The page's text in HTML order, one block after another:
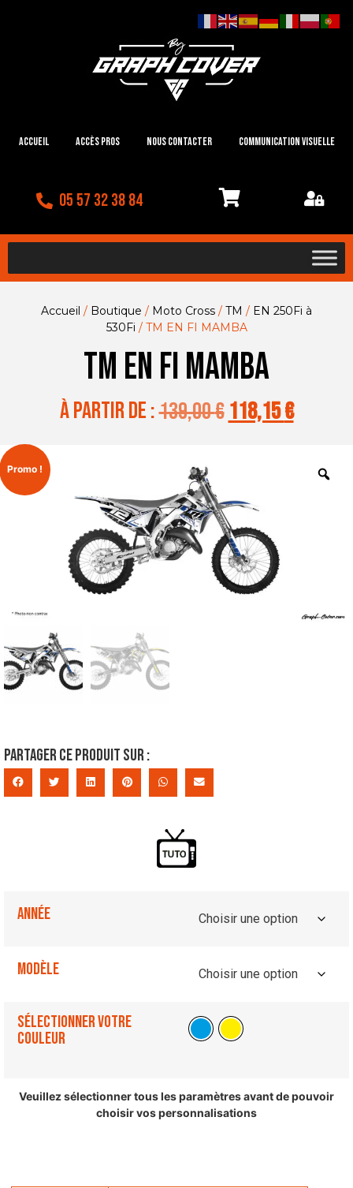
Accueil Accès Pros Nous contacter Communication visuelle
05 57 32 38 84
Accueil / Boutique / Moto Cross / TM / EN 250Fi à
530Fi / TM EN FI MAMBA
TM EN FI MAMBA
à partir de :139,00€ 118,15€
Promo !
Partager ce produit sur :
Année
Modèle
Sélectionner votre
couleur
Veuillez sélectionner tous les paramètres avant de pouvoir
choisir vos personnalisations